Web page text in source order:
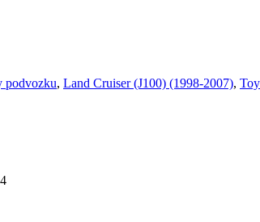
podvozku, Land Cruiser (J100) (1998-2007),